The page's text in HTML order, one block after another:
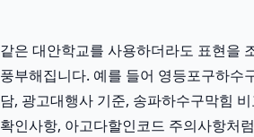
같은 대안학교를 사용하더라도 표현을
풍부해집니다. 예를 들어 영등포구하수
담, 광고대행사 기준, 송파하수구막힘
확인사항, 아고다할인코드 주의사항처